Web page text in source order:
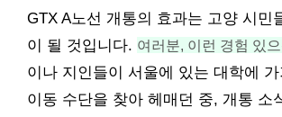
GTX A노선 개통의 효과는 고양 시민
이 될 것입니다. 여러분, 이런 경험 있
이나 지인들이 서울에 있는 대학에
이동 수단을 찾아 헤매던 중, 개통 소